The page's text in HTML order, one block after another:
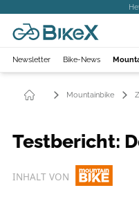
Newsletter Bike-News
Mountainbike
Testbericht:
INHALT VON